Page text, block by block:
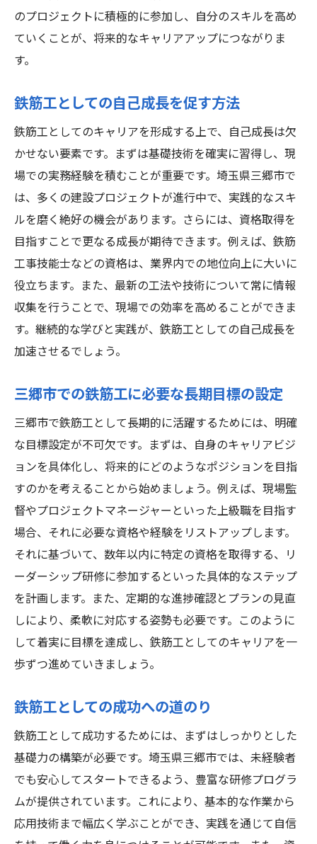
のプロジェクトに積極的に参加し、自分のスキルを高め
ていくことが、将来的なキャリアアップにつながりま
す。
鉄筋工としての自己成長を促す方法
鉄筋工としてのキャリアを形成する上で、自己成長は欠
かせない要素です。まずは基礎技術を確実に習得し、現
場での実務経験を積むことが重要です。埼玉県三郷市で
は、多くの建設プロジェクトが進行中で、実践的なスキ
ルを磨く絶好の機会があります。さらには、資格取得を
目指すことで更なる成長が期待できます。例えば、鉄筋
工事技能士などの資格は、業界内での地位向上に大いに
役立ちます。また、最新の工法や技術について常に情報
収集を行うことで、現場での効率を高めることができま
す。継続的な学びと実践が、鉄筋工としての自己成長を
加速させるでしょう。
三郷市での鉄筋工に必要な長期目標の設定
三郷市で鉄筋工として長期的に活躍するためには、明確
な目標設定が不可欠です。まずは、自身のキャリアビジ
ョンを具体化し、将来的にどのようなポジションを目指
すのかを考えることから始めましょう。例えば、現場監
督やプロジェクトマネージャーといった上級職を目指す
場合、それに必要な資格や経験をリストアップします。
それに基づいて、数年以内に特定の資格を取得する、リ
ーダーシップ研修に参加するといった具体的なステップ
を計画します。また、定期的な進捗確認とプランの見直
しにより、柔軟に対応する姿勢も必要です。このように
して着実に目標を達成し、鉄筋工としてのキャリアを一
歩ずつ進めていきましょう。
鉄筋工としての成功への道のり
鉄筋工として成功するためには、まずはしっかりとした
基礎力の構築が必要です。埼玉県三郷市では、未経験者
でも安心してスタートできるよう、豊富な研修プログラ
ムが提供されています。これにより、基本的な作業から
応用技術まで幅広く学ぶことができ、実践を通じて自信